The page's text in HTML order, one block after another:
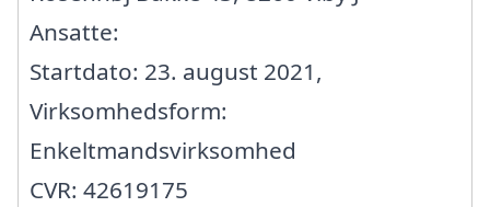
Ansatte:
Startdato: 23. august 2021,
Virksomhedsform:
Enkeltmandsvirksomhed
CVR: 42619175